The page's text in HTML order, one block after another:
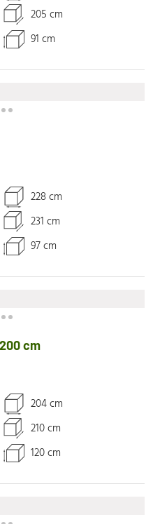
205 cm
91 cm
228 cm
231 cm
97 cm
cm
204 cm
210 cm
120 cm